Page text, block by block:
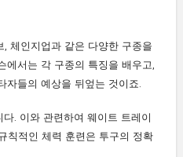
체인지업과 같은 다양한 구종을
서는 각 구종의 특징을 배우고,
들의 예상을 뒤엎는 것이죠.
. 이와 관련하여 웨이트 트레이
칙적인 체력 훈련은 투구의 정확